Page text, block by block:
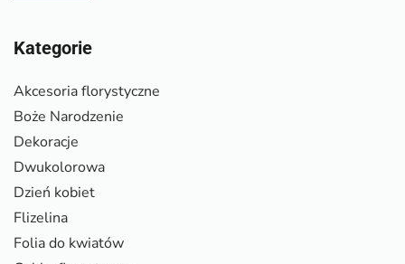
Kategorie
Akcesoria florystyczne
Boże Narodzenie
Dekoracje
Dwukolorowa
Dzień kobiet
Flizelina
Folia do kwiatów